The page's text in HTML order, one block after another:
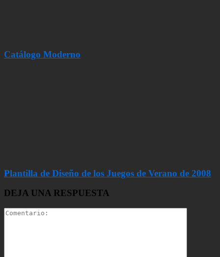
Catálogo Moderno
Plantilla de Diseño de los Juegos de Verano de 2008
DEJA UNA RESPUESTA